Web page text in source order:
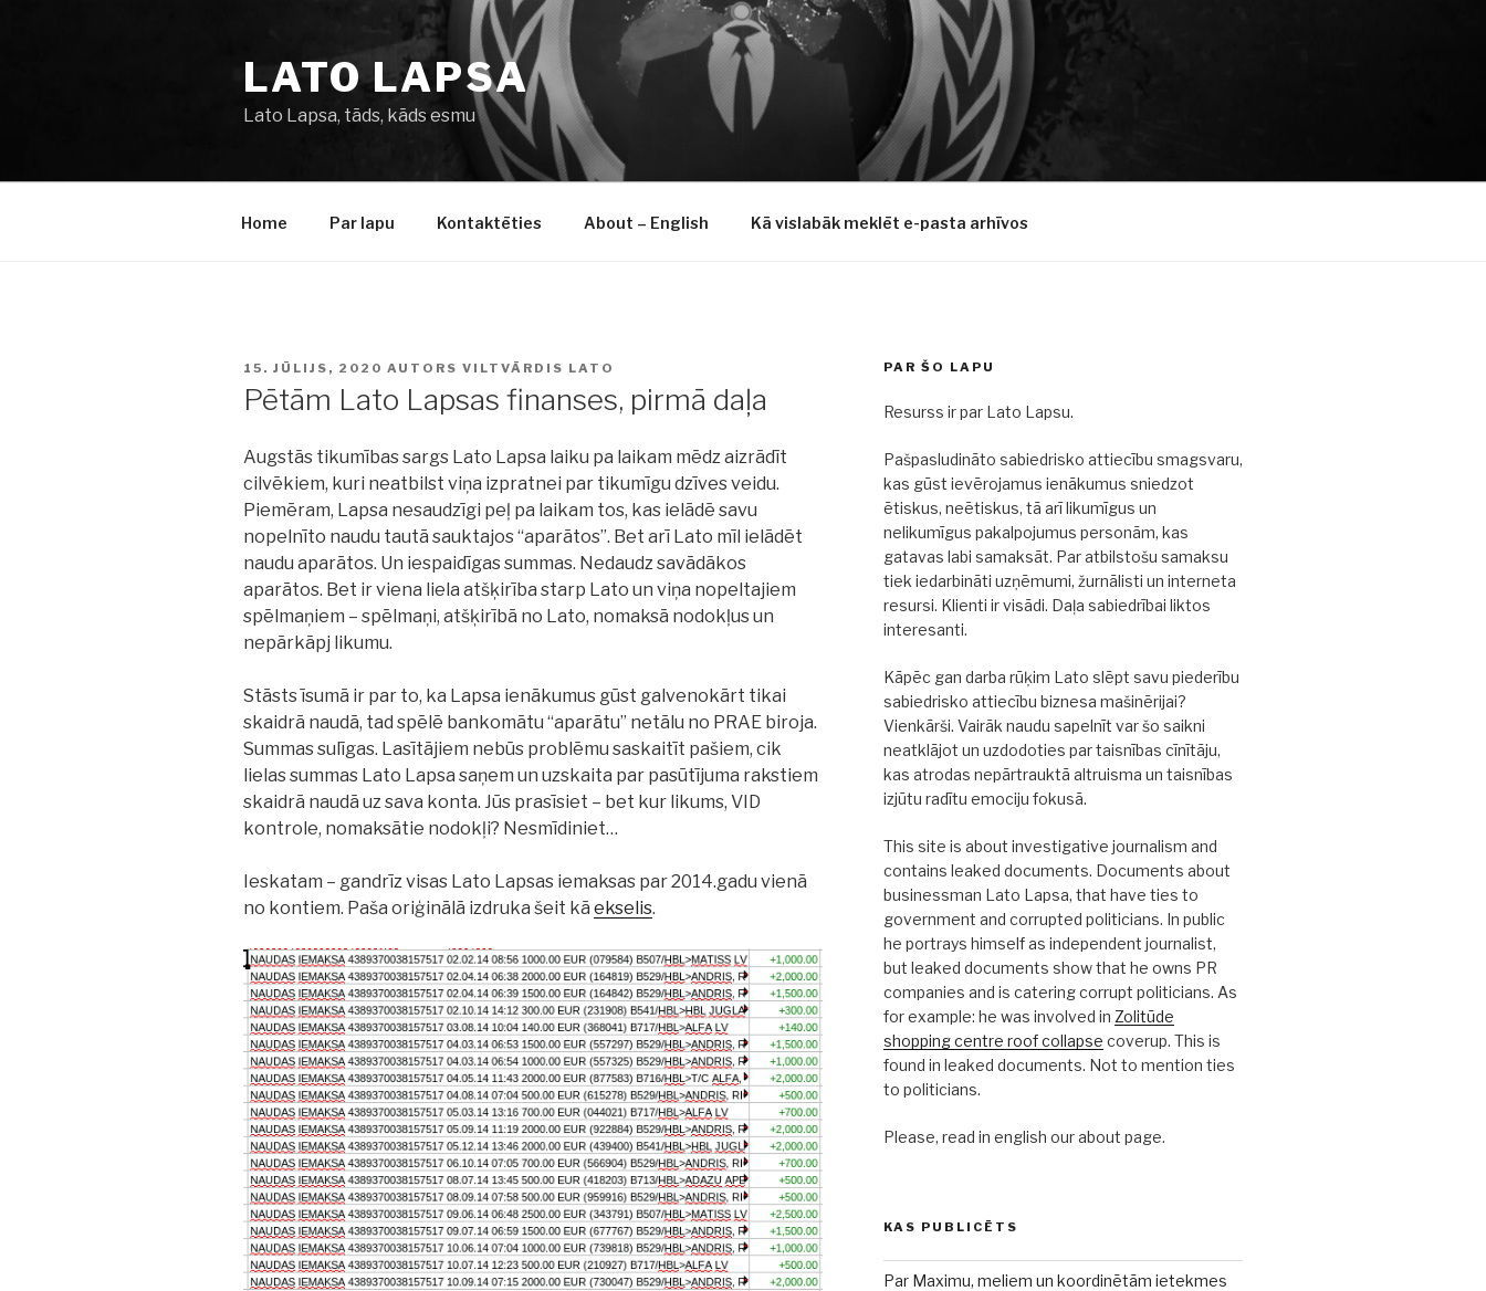
LATO LAPSA
Lato Lapsa, tāds, kāds esmu
Home Par lapu Kontaktēties About – English Kā vislabāk meklēt e-pasta arhīvos
PUBLICĒTS
15. JŪLIJS, 2020 AUTORS VILTVĀRDIS LATO
Pētām Lato Lapsas finanses, pirmā daļa
Augstās tikumības sargs Lato Lapsa laiku pa laikam mēdz aizrādīt
cilvēkiem, kuri neatbilst viņa izpratnei par tikumīgu dzīves veidu.
Piemēram, Lapsa nesaudzīgi peļ pa laikam tos, kas ielādē savu
nopelnīto naudu tautā sauktajos “aparātos”. Bet arī Lato mīl ielādēt
naudu aparātos. Un iespaidīgas summas. Nedaudz savādākos
aparātos. Bet ir viena liela atšķirība starp Lato un viņa nopeltajiem
spēlmaņiem – spēlmaņi, atšķirībā no Lato, nomaksā nodokļus un
nepārkāpj likumu.
Stāsts īsumā ir par to, ka Lapsa ienākumus gūst galvenokārt tikai
skaidrā naudā, tad spēlē bankomātu “aparātu” netālu no PRAE biroja.
Summas sulīgas. Lasītājiem nebūs problēmu saskaitīt pašiem, cik
lielas summas Lato Lapsa saņem un uzskaita par pasūtījuma rakstiem
skaidrā naudā uz sava konta. Jūs prasīsiet – bet kur likums, VID
kontrole, nomaksātie nodokļi? Nesmīdiniet…
Ieskatam – gandrīz visas Lato Lapsas iemaksas par 2014.gadu vienā
no kontiem. Paša oriģinālā izdruka šeit kā ekselis.
PAR ŠO LAPU
Resurss ir par Lato Lapsu.
Pašpasludināto sabiedrisko attiecību smagsvaru,
kas gūst ievērojamus ienākumus sniedzot
ētiskus, neētiskus, tā arī likumīgus un
nelikumīgus pakalpojumus personām, kas
gatavas labi samaksāt. Par atbilstošu samaksu
tiek iedarbināti uzņēmumi, žurnālisti un interneta
resursi. Klienti ir visādi. Daļa sabiedrībai liktos
interesanti.
Kāpēc gan darba rūķim Lato slēpt savu piederību
sabiedrisko attiecību biznesa mašinērijai?
Vienkārši. Vairāk naudu sapelnīt var šo saikni
neatklājot un uzdodoties par taisnības cīnītāju,
kas atrodas nepārtrauktā altruisma un taisnības
izjūtu radītu emociju fokusā.
This site is about investigative journalism and
contains leaked documents. Documents about
businessman Lato Lapsa, that have ties to
government and corrupted politicians. In public
he portrays himself as independent journalist,
but leaked documents show that he owns PR
companies and is catering corrupt politicians. As
for example: he was involved in Zolitūde
shopping centre roof collapse coverup. This is
found in leaked documents. Not to mention ties
to politicians.
Please, read in english our about page.
KAS PUBLICĒTS
Par Maximu, meliem un koordinētām ietekmes